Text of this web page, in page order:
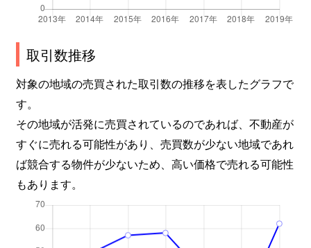
取引数推移
対象の地域の売買された取引数の推移を表したグラフで
す。
その地域が活発に売買されているのであれば、不動産が
すぐに売れる可能性があり、売買数が少ない地域であれ
ば競合する物件が少ないため、高い価格で売れる可能性
もあります。